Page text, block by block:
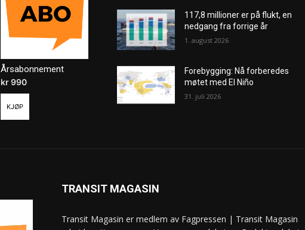
Årsabonnement
kr990
KJØP
117,8 millioner er på flukt, en
nedgang fra forrige år
1. august 2026
Forebygging: Nå forberedes
møtet med El Niño
31. juli 2026
TRANSIT MAGASIN
Transit Magasin er medlem av Fagpressen | Transit Magasin